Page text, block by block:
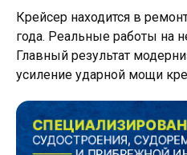
Крейсер находится в
года. Реальные работы на
Главный результат
усиление ударной мощи